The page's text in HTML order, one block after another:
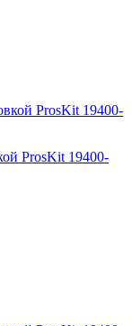
ProsKit 19400-